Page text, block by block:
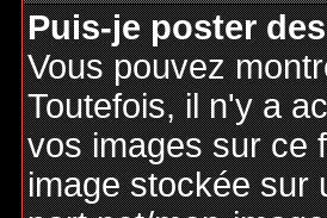
Puis-je poster
Vous pouvez
Toutefois, il n'y a
vos images sur ce
image stockée sur